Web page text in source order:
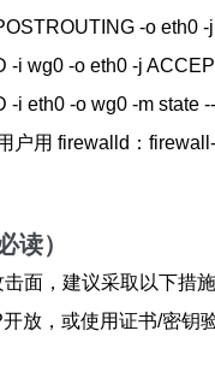
-o eth0
-i wg0 -o eth0 -j
-i eth0 -o wg0 -m
户用 firewalld：
读）
面，建议采取以下措
放，或使用证书/密钥